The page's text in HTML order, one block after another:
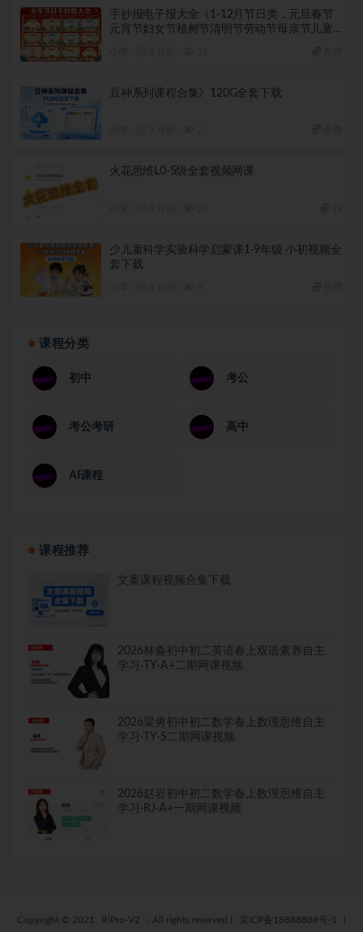
手抄报电子报大全（1-12月节日类，元旦春节
元宵节妇女节植树节清明节劳动节母亲节儿童
豆神系列课程合集》120G全套下载
火花思维L0-5级全套视频网课
少儿童科学实验科学启蒙课1-9年级 小初视频全
套下载
课程分类
初中 考公
考公考研 高中
AI课程
课程推荐
文案课程视频合集下载
2026林淼初中初二英语春上双语素养自主
学习·TY·A+二期网课视频
2026梁勇初中初二数学春上数理思维自主
学习·TY·S二期网课视频
2026赵岩初中初二数学春上数理思维自主
学习·RJ·A+一期网课视频
Copyright © 2021 RiPro-V2 - All rights reserved 京ICP备18888888号-1